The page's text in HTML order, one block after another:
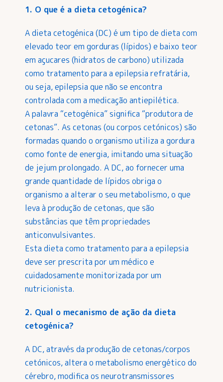
1. O que é a dieta cetogénica?
A dieta cetogénica (DC) é um tipo de dieta com
elevado teor em gorduras (lípidos) e baixo teor
em açucares (hidratos de carbono) utilizada
como tratamento para a epilepsia refratária,
ou seja, epilepsia que não se encontra
controlada com a medicação antiepilética.
A palavra “cetogénica” significa “produtora de
cetonas”. As cetonas (ou corpos cetónicos) são
formadas quando o organismo utiliza a gordura
como fonte de energia, imitando uma situação
de jejum prolongado. A DC, ao fornecer uma
grande quantidade de lípidos obriga o
organismo a alterar o seu metabolismo, o que
leva à produção de cetonas, que são
substâncias que têm propriedades
anticonvulsivantes.
Esta dieta como tratamento para a epilepsia
deve ser prescrita por um médico e
cuidadosamente monitorizada por um
nutricionista.
2. Qual o mecanismo de ação da dieta
cetogénica?
A DC, através da produção de cetonas/corpos
cetónicos, altera o metabolismo energético do
cérebro, modifica os neurotransmissores